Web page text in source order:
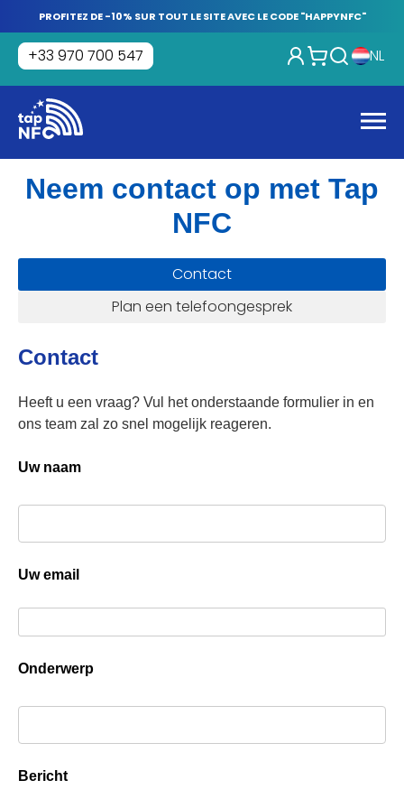
to
content
PROFITEZ DE -10% SUR TOUT LE SITE AVEC LE CODE "HAPPYNFC"
+33 970 700 547 NL
NFC
Neem contact op met Tap
NFC
Contact
Plan een telefoongesprek
Contact
Heeft u een vraag? Vul het onderstaande formulier in en
ons team zal zo snel mogelijk reageren.
Uw naam
Uw email
Onderwerp
Bericht